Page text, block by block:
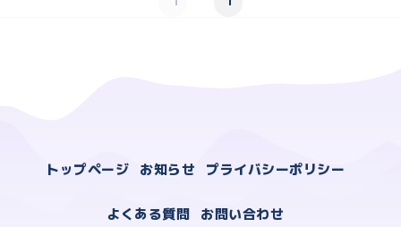
トップページ お知らせ プライバシーポリシー
よくある質問 お問い合わせ